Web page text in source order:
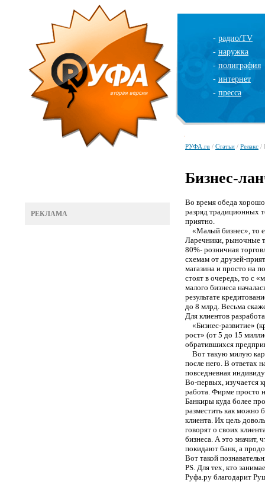
- радио/TV
- наружка
- полиграфия
- интернет
- пресса
РЕКЛАМА
РУФА.ru / Статьи / Релакс /
Бизнес-
Во время обеда хорошо
разряд традиционных
приятно.
«Малый бизнес», то
Ларечники, рыночные
80%- розничная
схемам от друзей-
магазина и просто на
стоят в очередь, то с
малого бизнеса
результате
до 8 млрд. Весьма
Для клиентов
«Бизнес-развитие»
рост» (от 5 до 15
обратившихся
Вот такую милую
после него. В ответах
повседневная
Во-первых, изучается
работа. Фирме просто
Банкиры куда более
разместить как можно
клиента. Их цель
говорят о своих
бизнеса. А это значит,
покидают банк, а
Вот такой
PS . Для тех, кто
Руфа.ру благодарит